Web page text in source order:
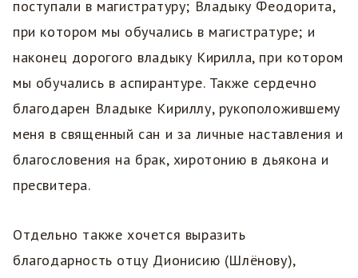
поступали в магистратуру; Владыку Феодорита,
при котором мы обучались в магистратуре; и
наконец дорогого владыку Кирилла, при котором
мы обучались в аспирантуре. Также сердечно
благодарен Владыке Кириллу, рукоположившему
меня в священный сан и за личные наставления и
благословения на брак, хиротонию в дьякона и
пресвитера.
Отдельно также хочется выразить
благодарность отцу Дионисию (Шлёнову),